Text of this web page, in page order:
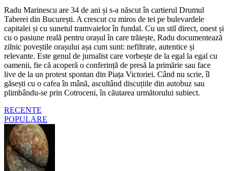
Radu Marinescu are 34 de ani și s-a născut în cartierul Drumul
Taberei din București. A crescut cu miros de tei pe bulevardele
capitalei și cu sunetul tramvaielor în fundal. Cu un stil direct, onest și
cu o pasiune reală pentru orașul în care trăiește, Radu documentează
zilnic poveștile orașului așa cum sunt: nefiltrate, autentice și
relevante. Este genul de jurnalist care vorbește de la egal la egal cu
oamenii, fie că acoperă o conferință de presă la primărie sau face
live de la un protest spontan din Piața Victoriei. Când nu scrie, îl
găsești cu o cafea în mână, ascultând discuțiile din autobuz sau
plimbându-se prin Cotroceni, în căutarea următorului subiect.
RECENTE
POPULARE